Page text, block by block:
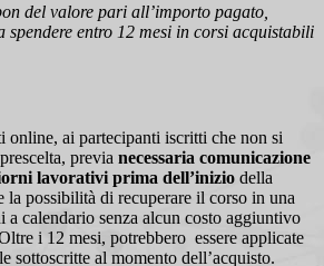
del valore pari all’importo pagato,
spendere entro 12 mesi in corsi acquistabili
online, ai partecipanti iscritti che non si
previa necessaria comunicazione
lavorativi prima dell’inizio della
la possibilità di recuperare il corso in una
a calendario senza alcun costo aggiuntivo
i 12 mesi, potrebbero essere applicate
sottoscritte al momento dell’acquisto.